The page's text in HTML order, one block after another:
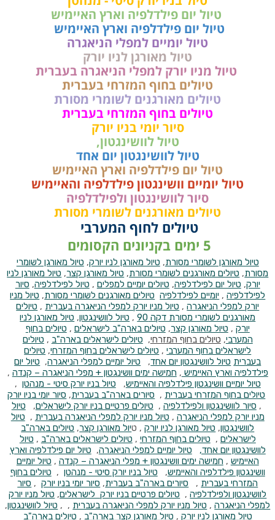
טיול מאורגן לשומרי מסורת, טיול מאורגן לניו יורק, טיול מאורגן לשומרי
מסורת, טיולים מאורגנים לשומרי מסורת, טיול מאורגן קצר, טיול מאורגן לניו
יורק, טיול יום לפילדלפיה, טיולים יומיים למפלים , טיול לפילדלפיה, סיור
לפילדלפיה, יומיים לפילדלפיה טיולים מאורגנים לשומרי מסורת, טיול מניו
יורק למפלי הניאגרה, טיול מניו יורק למפלי הניאגרה בעברית , טיולים
מאורגנים לשומרי מסורת דקה 90
, טיול לוושינגטון, טיול מאורגן לניו
יורק , טיול מאורגן קצר, טיולים בארה"ב לישראלים , טיולים בחוף
המערבי, טיולים בחוף המזרחי, טיולים לישראלים בארה"ב , טיולים
לישראלים בחוף המערבי, טיולים לישראלים בחוף המזרחי, טיולים
בעברית טיול לוושינגטון יום אחד, טיול יומיים למפלי הניאגרה, טיול יום
פילדלפיה וארץ האיימיש , חמישה ימים וושינגטון + מפלי הניאגרה – קנדה ,
טיול יומיים וושינגטון פילדלפיה והאיימיש, טיול בניו יורק סיטי - מנהטן ,
טיולים בחוף המזרחי בעברית , סיורים בארה"ב בעברית, סיור יומי בניו יורק
, סיור לוושינגטון ולפילדלפיה , טיולים פרטיים בניו יורק לישראלים, טיול
מניו יורק למפלי הניאגרה , טיול מניו יורק למפלי הניאגרה בעברית , טיול
לוושינגטון, טיול מאורגן לניו יורק, טיול מאורגן קצר, טיולים בארה"ב
לישראלים , טיולים בחוף המזרחי , טיולים לישראלים בארה"ב , טיול
לוושינגטון יום אחד,
טיול יומיים למפלי הניאגרה, טיול יום פילדלפיה וארץ
האיימיש , חמישה ימים וושינגטון + מפלי הניאגרה – קנדה , טיול יומיים
וושינגטון פילדלפיה והאיימיש, טיול בניו יורק סיטי - מנהטן , טיולים בחוף
המזרחי בעברית , סיורים בארה"ב בעברית, סיור יומי בניו יורק, סיור
לוושינגטון ולפילדלפיה, טיולים פרטיים בניו יורק לישראלים, טיול מניו יורק
למפלי הניאגרה, טיול מניו יורק למפלי הניאגרה בעברית , , טיול לוושינגטון,
טיול מאורגן לניו יורק , טיול מאורגן קצר בארה"ב , טיולים בארה"ב
טיול יום פילדלפיה וארץ האיימיש
טיול יום פילדלפיה וארץ האיימיש
טיול מניו יורק למפלי הניאגרה בעברית
טיול מאורגן לניו יורק
טיול יומיים למפלי הניאגרה
טיולים בחוף המזרחי בעברית
טיולים מאורגנים לשומרי מסורת
טיולים בחוף המזרחי בעברית
טיול יום פילדלפיה וארץ האיימיש
טיול לוושינגטון יום אחד
טיול לוושינגטון,
טיולים מאורגנים לשומרי מסורת
סיור לוושינגטון ולפילדלפיה
טיול יומיים וושינגטון פילדלפיה והאיימיש
סיור יומי בניו יורק
טיולים לחוף המערבי
5 ימים בקניונים הקסומים